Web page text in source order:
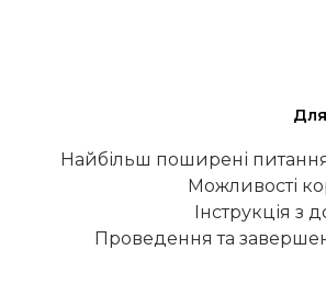
Найбільш поширені
Можливості
Інструкція з
Проведення та